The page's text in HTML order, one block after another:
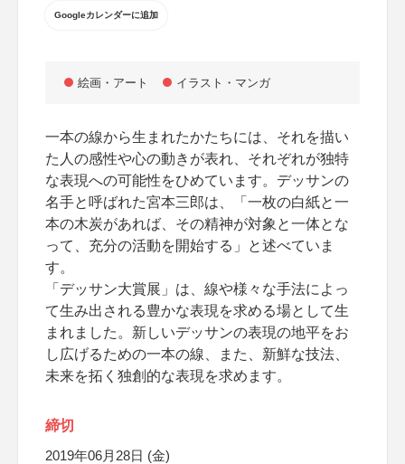
Googleカレンダーに追加
絵画・アート イラスト・マンガ
一本の線から生まれたかたちには、それを描い
た人の感性や心の動きが表れ、それぞれが独特
な表現への可能性をひめています。デッサンの
名手と呼ばれた宮本三郎は、「一枚の白紙と一
本の木炭があれば、その精神が対象と一体とな
って、充分の活動を開始する」と述べていま
す。
「デッサン大賞展」は、線や様々な手法によっ
て生み出される豊かな表現を求める場として生
まれました。新しいデッサンの表現の地平をお
し広げるための一本の線、また、新鮮な技法、
未来を拓く独創的な表現を求めます。
締切
2019年06月28日 (金)